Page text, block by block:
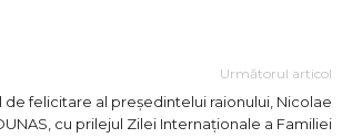
Următorul articol
de felicitare al președintelui raionului, Nicolae
cu prilejul Zilei Internaționale a Familiei